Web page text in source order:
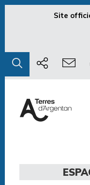
Site